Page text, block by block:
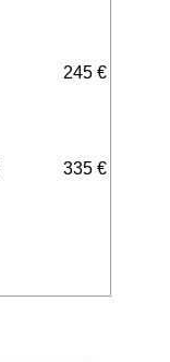
245 €
335 €